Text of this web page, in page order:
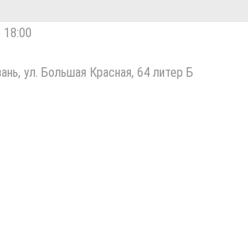
, ул. Большая Красная, 64 литер Б